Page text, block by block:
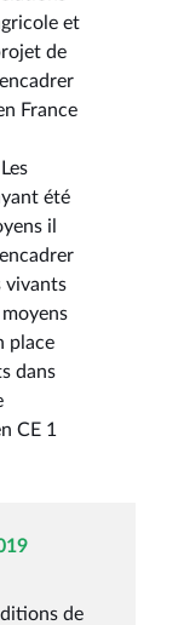
et
de
France
été
il
vivants
place
dans
CE 1
de